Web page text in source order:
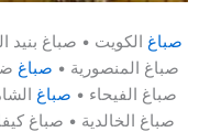
صباغ الكويت • صباغ بنيد
صباغ المنصورية • صباغ
صباغ الفيحاء • صباغ
صباغ الخالدية • صباغ